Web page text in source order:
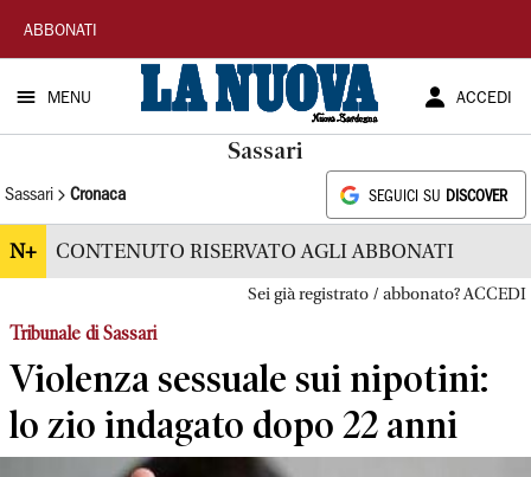
La
Nuova
Sardegna
ABBONATI
MENU ACCEDI
Sassari
Sassari Cronaca SEGUICI SU DISCOVER
N+ CONTENUTO RISERVATO AGLI ABBONATI
Sei già registrato / abbonato? ACCEDI
Tribunale di Sassari
Violenza sessuale sui nipotini:
lo zio indagato dopo 22 anni